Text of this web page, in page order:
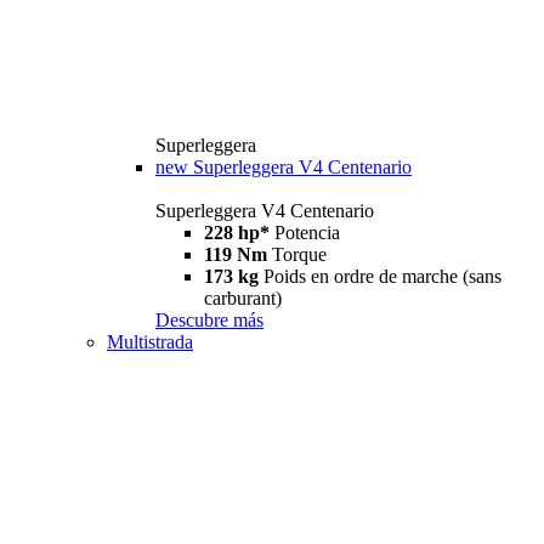
Superleggera
new Superleggera V4 Centenario
Superleggera V4 Centenario
228 hp* Potencia
119 Nm Torque
173 kg Poids en ordre de marche (sans
carburant)
Descubre más
Multistrada